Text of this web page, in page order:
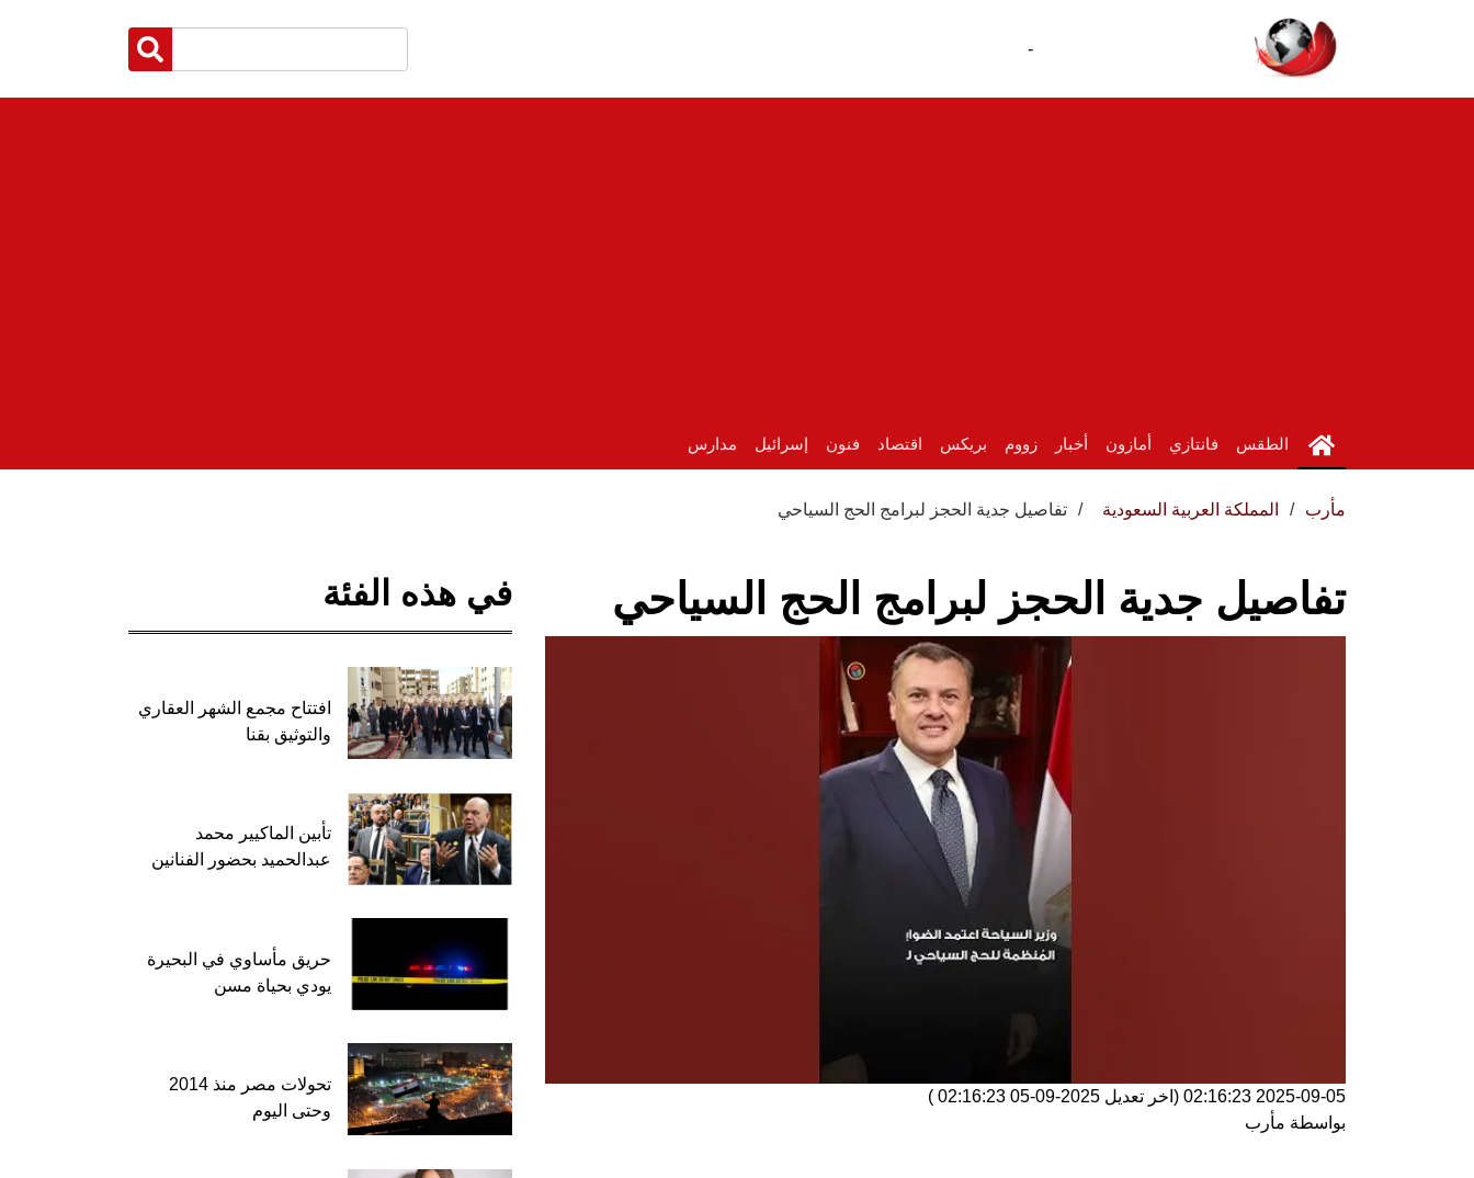
-
الطقس فانتازي أمازون أخبار زووم بريكس اقتصاد فنون إسرائيل مدارس
مأرب المملكة العربية السعودية تفاصيل جدية الحجز لبرامج الحج السياحي
تفاصيل جدية الحجز لبرامج الحج السياحي
2025-09-05 02:16:23 (اخر تعديل 2025-09-05 02:16:23
)
بواسطة مأرب
في هذه الفئة
افتتاح مجمع الشهر العقاري
والتوثيق بقنا
تأبين الماكيير محمد
عبدالحميد بحضور الفنانين
حريق مأساوي في البحيرة
يودي بحياة مسن
تحولات مصر منذ 2014
وحتى اليوم